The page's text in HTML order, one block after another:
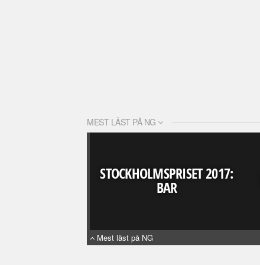
MEST LÄST PÅ NG
STOCKHOLMSPRISET 2017:
BAR
Mest läst på NG